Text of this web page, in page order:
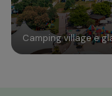
Camping village e